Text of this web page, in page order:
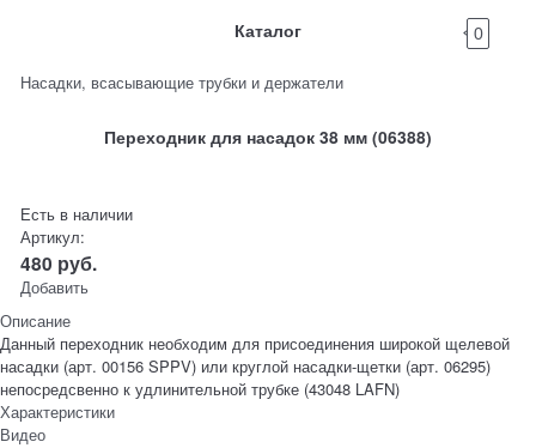
Каталог 0
Насадки, всасывающие трубки и держатели
Переходник для насадок 38 мм (06388)
Есть в наличии
Артикул:
480 руб.
Добавить
Описание
Данный переходник необходим для присоединения широкой щелевой
насадки (арт. 00156 SPPV) или круглой насадки-щетки (арт. 06295)
непосредсвенно к удлинительной трубке (43048 LAFN)
Характеристики
Видео